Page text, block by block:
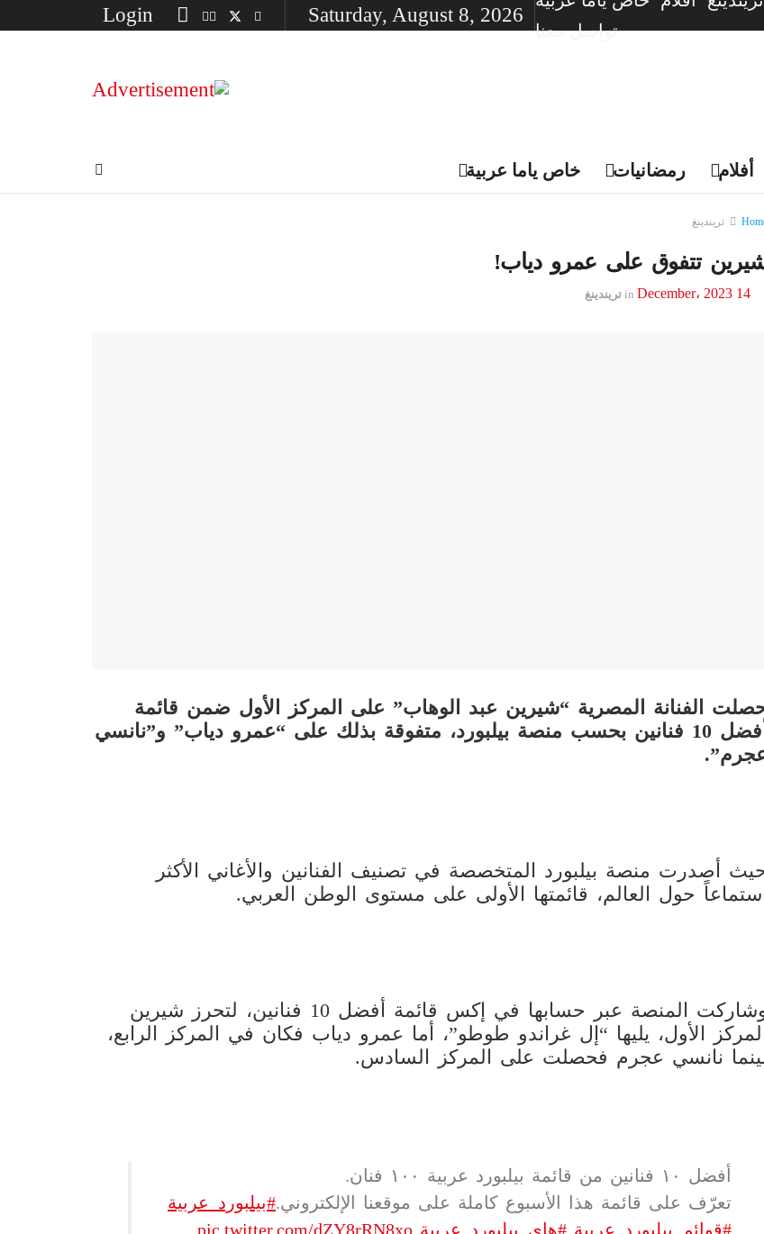
تواصل معنا
Saturday, August 8, 2026
خاص ياما عربية رمضانيات أفلام
تريندينغ
تتفوق على عمرو دياب!
14 December، 2023 in تريندينغ
الفنانة المصرية “شيرين عبد الوهاب” على المركز الأول ضمن قائمة
أفضل 10 فنانين بحسب منصة بيلبورد، متفوقة بذلك على “عمرو دياب” و”نانسي
أصدرت منصة بيلبورد المتخصصة في تصنيف الفنانين والأغاني الأكثر
حول العالم، قائمتها الأولى على مستوى الوطن العربي.
وشاركت المنصة عبر حسابها في إكس قائمة أفضل 10 فنانين، لتحرز شيرين
الأول، يليها “إل غراندو طوطو”، أما عمرو دياب فكان في المركز الرابع،
نانسي عجرم فحصلت على المركز السادس.
أفضل ١٠ فنانين من قائمة بيلبورد عربية ١٠٠ فنان.
تعرّف على قائمة هذا الأسبوع كاملة على موقعنا الإلكتروني.#بيلبورد_عربية
#قوائم_بيلبورد_عربية #هاي_بيلبورد_عربية pic.twitter.com/dZY8rRN8xo